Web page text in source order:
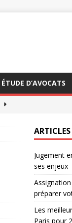
ÉTUDE D’AVOCATS
Jugement
ses enjeux
préparer
Les
Paris pour